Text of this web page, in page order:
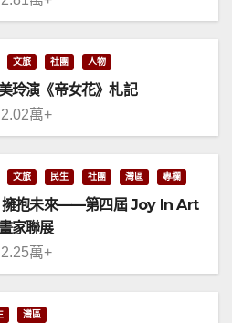
文旅 社團 人物
玲演《帝女花》札記
萬+
文旅 民生 社團 灣區 專欄
擁抱未來——第四屆 Joy In Art
家聯展
萬+
灣區